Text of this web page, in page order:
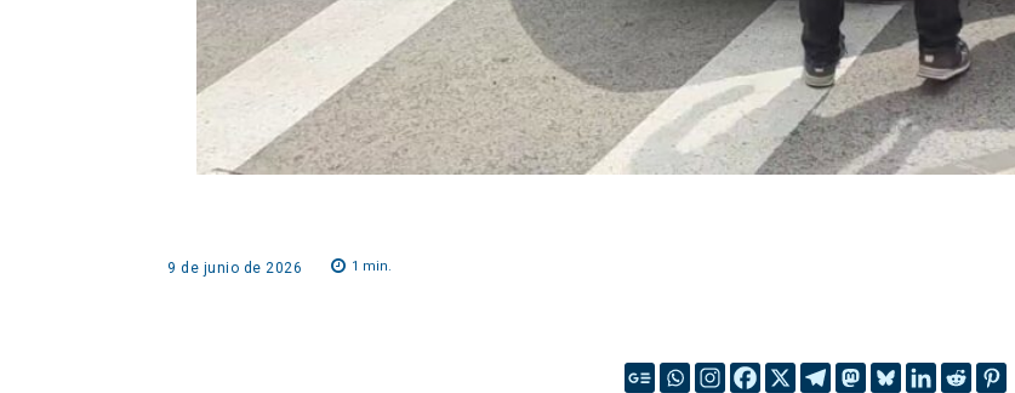
9 de junio de 2026 1 min.